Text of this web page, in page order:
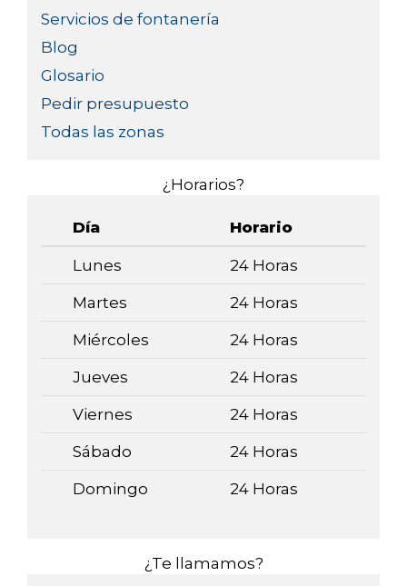
Servicios de fontanería
Blog
Glosario
Pedir presupuesto
Todas las zonas
¿Horarios?
Día Horario
Lunes 24 Horas
Martes 24 Horas
Miércoles 24 Horas
Jueves 24 Horas
Viernes 24 Horas
Sábado 24 Horas
Domingo 24 Horas
¿Te llamamos?